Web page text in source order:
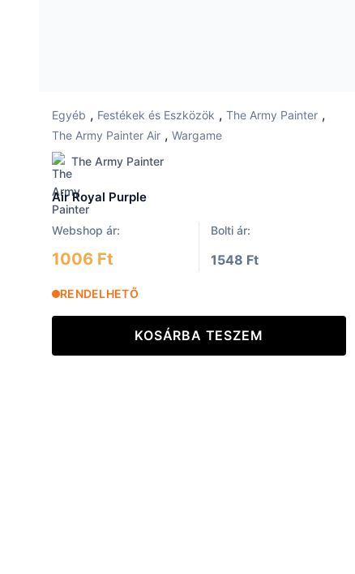
Egyéb , Festékek és Eszközök , The Army Painter ,
The Army Painter Air , Wargame
The Army Painter
Air Royal Purple
Webshop ár: Bolti ár:
1006 Ft 1548 Ft
RENDELHETŐ
KOSÁRBA TESZEM